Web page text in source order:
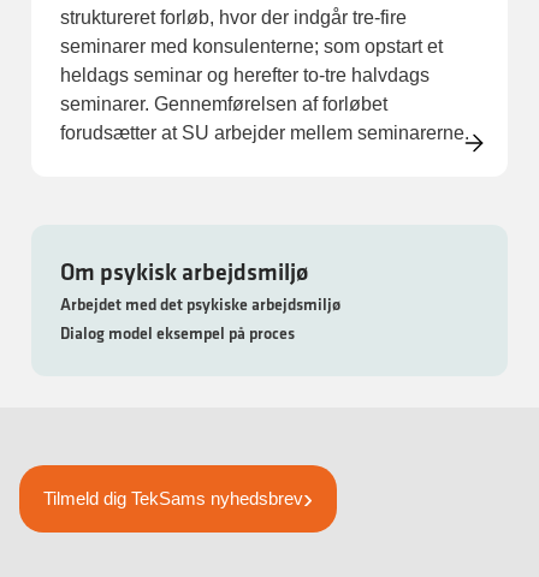
Om psykisk arbejdsmiljø
Arbejdet med det psykiske arbejdsmiljø
Dialog model eksempel på proces
struktureret forløb, hvor der indgår tre-fire
seminarer med konsulenterne; som opstart et
heldags seminar og herefter to-tre halvdags
seminarer. Gennemførelsen af forløbet
forudsætter at SU arbejder mellem seminarerne.
Tilmeld dig TekSams nyhedsbrev